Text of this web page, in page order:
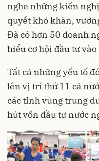
nghe những kiến
quyết khó khăn,
Đã có hơn 50 doanh
hiểu cơ hội đầu tư vào
Tất cả những yếu tố
lên vị trí thứ 11 cả
các tỉnh vùng trung
hút vốn đầu tư nước